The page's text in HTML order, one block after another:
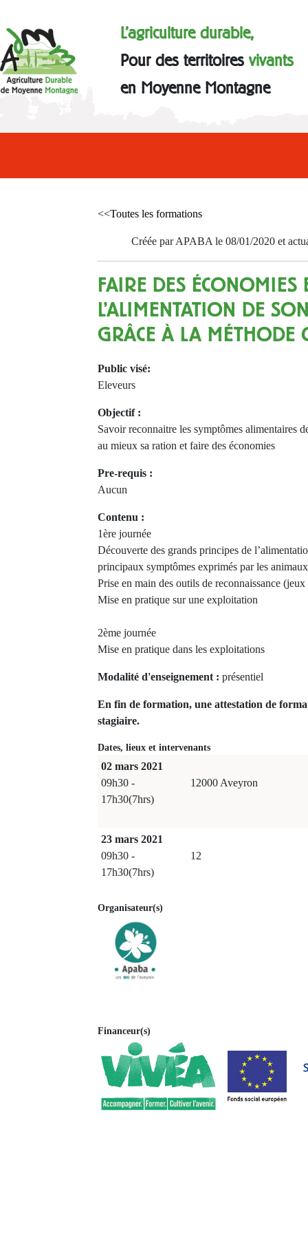
L'agriculture durable,
Pour des territoiresvivants
en Moyenne Montagne
<<Toutes les formations
Créée par APABA le 08/01/2020 et
FAIRE DES ÉCONOMIES
L'ALIMENTATION DE
GRÂCE À LA MÉTHODE
Public visé:
Eleveurs
Objectif :
Savoir reconnaitre les symptômes alimentaires
au mieux sa ration et faire des économies
Pre-requis :
Aucun
Contenu :
1ère journée
Découverte des grands principes de
principaux symptômes exprimés par les animaux
Prise en main des outils de reconnaissance (jeux
Mise en pratique sur une exploitation
2ème journée
Mise en pratique dans les exploitations
Modalité d'enseignement : présentiel
En fin de formation, une attestation de
stagiaire.
Dates, lieux et intervenants
02 mars 2021
09h30 -
17h30(7hrs)
12000 Aveyron
23 mars 2021
09h30 -
17h30(7hrs)
12
Organisateur(s)
Financeur(s)